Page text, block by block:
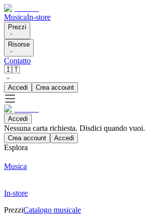
MusicaIn-store
Prezzi
Risorse
Contatto
🇮🇹
Accedi Crea account
Accedi
Nessuna carta richiesta. Disdici quando vuoi.
Crea account Accedi
Esplora
Musica
In-store
PrezziCatalogo musicale